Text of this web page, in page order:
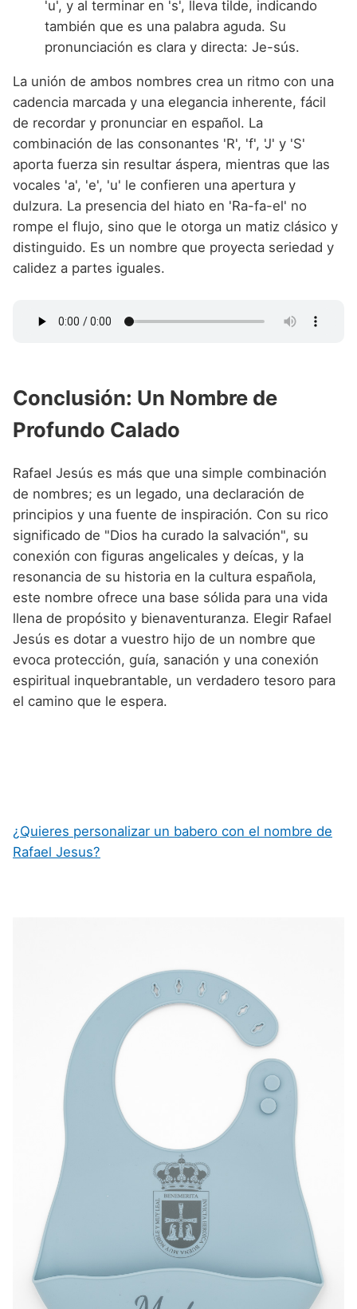
'u', y al terminar en 's', lleva tilde, indicando
también que es una palabra aguda. Su
pronunciación es clara y directa: Je-sús.
La unión de ambos nombres crea un ritmo con una
cadencia marcada y una elegancia inherente, fácil
de recordar y pronunciar en español. La
combinación de las consonantes 'R', 'f', 'J' y 'S'
aporta fuerza sin resultar áspera, mientras que las
vocales 'a', 'e', 'u' le confieren una apertura y
dulzura. La presencia del hiato en 'Ra-fa-el' no
rompe el flujo, sino que le otorga un matiz clásico y
distinguido. Es un nombre que proyecta seriedad y
calidez a partes iguales.
Conclusión: Un Nombre de
Profundo Calado
Rafael Jesús es más que una simple combinación
de nombres; es un legado, una declaración de
principios y una fuente de inspiración. Con su rico
significado de "Dios ha curado la salvación", su
conexión con figuras angelicales y deícas, y la
resonancia de su historia en la cultura española,
este nombre ofrece una base sólida para una vida
llena de propósito y bienaventuranza. Elegir Rafael
Jesús es dotar a vuestro hijo de un nombre que
evoca protección, guía, sanación y una conexión
espiritual inquebrantable, un verdadero tesoro para
el camino que le espera.
¿Quieres personalizar un babero con el nombre de
Rafael Jesus?